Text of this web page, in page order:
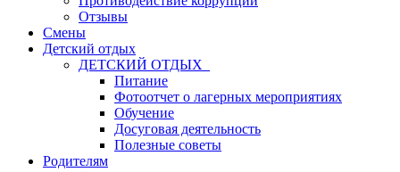
Отзывы
Смены
Детский отдых
ДЕТСКИЙ ОТДЫХ
Питание
Фотоотчет о лагерных мероприятиях
Обучение
Досуговая деятельность
Полезные советы
Родителям